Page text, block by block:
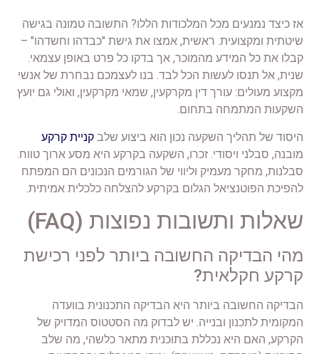
אז כיצד נמנעים מכל המלכודות הללו? התשובה טמונה בגישה
שיטתית ומקצועית. ראשית, אמצו את גישת "כבדהו וחשדהו" –
קבלו את כל המידע מהמוכר, אך בדקו כל פרט באופן עצמאי.
שנית, אל תנסו לעשות הכל לבד. בנו לעצמכם נבחרת של אנשי
מקצוע מעולים: עורך דין מקרקעין, שמאי מקרקעין, ואולי גם יועץ
השקעות המתמחה בתחום.
היסוד של תהליך השקעה נכון הוא ביצוע שלבקניית קרקע
מובנה, סבלני ויסודי. זכרו, השקעה בקרקע היא מסע ארוך טווח.
סבלנות, מחקר מעמיק וליווי של הגורמים הנכונים הם המפתח
להפיכת הפוטנציאל הגלום בקרקע להצלחה כלכלית אמיתית.
שאלות ותשובות נפוצות (FAQ)
מהי הבדיקה החשובה ביותר לפני רכישת
קרקע חקלאית?
הבדיקה החשובה ביותר היא הבדיקה התכנונית בוועדה
המקומית לתכנון ובנייה. יש לבדוק מה הסטטוס המדויק של
הקרקע, האם היא נכללת בתוכנית מתאר כלשהי, מה שלב